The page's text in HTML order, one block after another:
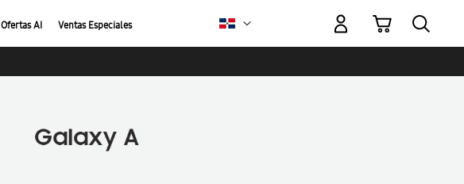
Ofertas AI Ventas Especiales Mi carrito